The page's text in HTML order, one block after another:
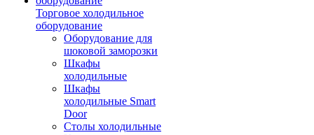
Торговое холодильное
оборудование
Оборудование для
шоковой заморозки
Шкафы
холодильные
Шкафы
холодильные Smart
Door
Столы холодильные